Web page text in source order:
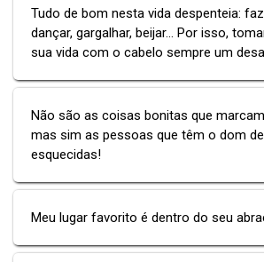
Tudo de bom nesta vida despenteia:
dançar, gargalhar, beijar... Por isso,
sua vida com o cabelo sempre um
Não são as coisas bonitas que
mas sim as pessoas que têm o dom
esquecidas!
Meu lugar favorito é dentro do seu